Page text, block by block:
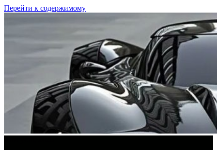
Перейти к содержимому